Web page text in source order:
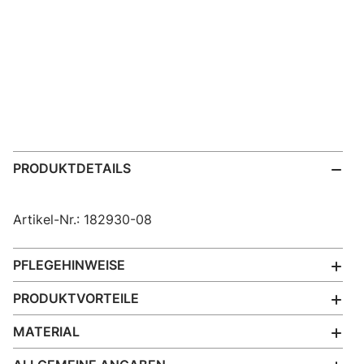
PRODUKTDETAILS
Artikel-Nr.: 182930-08
PFLEGEHINWEISE
PRODUKTVORTEILE
MATERIAL